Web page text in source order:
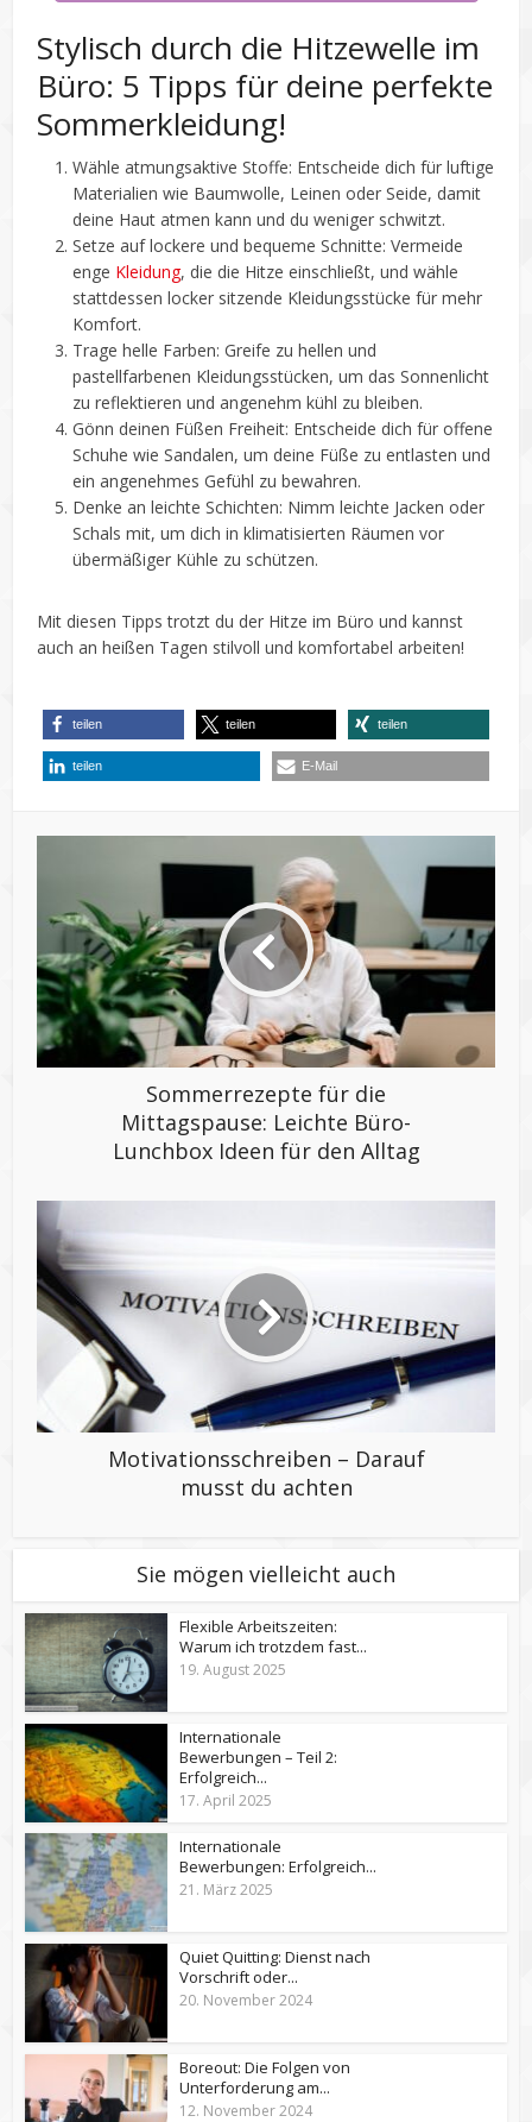
Stylisch durch die Hitzewelle im
Büro: 5 Tipps für deine perfekte
Sommerkleidung!
Wähle atmungsaktive Stoffe: Entscheide dich für luftige
Materialien wie Baumwolle, Leinen oder Seide, damit
deine Haut atmen kann und du weniger schwitzt.
Setze auf lockere und bequeme Schnitte: Vermeide
enge Kleidung, die die Hitze einschließt, und wähle
stattdessen locker sitzende Kleidungsstücke für mehr
Komfort.
Trage helle Farben: Greife zu hellen und
pastellfarbenen Kleidungsstücken, um das Sonnenlicht
zu reflektieren und angenehm kühl zu bleiben.
Gönn deinen Füßen Freiheit: Entscheide dich für offene
Schuhe wie Sandalen, um deine Füße zu entlasten und
ein angenehmes Gefühl zu bewahren.
Denke an leichte Schichten: Nimm leichte Jacken oder
Schals mit, um dich in klimatisierten Räumen vor
übermäßiger Kühle zu schützen.
Mit diesen Tipps trotzt du der Hitze im Büro und kannst
auch an heißen Tagen stilvoll und komfortabel arbeiten!
teilen teilen teilen
teilen E-Mail
Sommerrezepte für die
Mittagspause: Leichte Büro-
Lunchbox Ideen für den Alltag
Motivationsschreiben – Darauf
musst du achten
Sie mögen vielleicht auch
Flexible Arbeitszeiten:
Warum ich trotzdem fast...
19. August 2025
Internationale
Bewerbungen – Teil 2:
Erfolgreich...
17. April 2025
Internationale
Bewerbungen: Erfolgreich...
21. März 2025
Quiet Quitting: Dienst nach
Vorschrift oder...
20. November 2024
Boreout: Die Folgen von
Unterforderung am...
12. November 2024